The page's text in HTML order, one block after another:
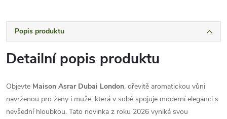
Popis produktu
Detailní popis produktu
Objevte Maison Asrar Dubai London, dřevitě aromatickou vůni
navrženou pro ženy i muže, která v sobě spojuje moderní eleganci s
nevšední hloubkou. Tato novinka z roku 2026 vyniká svou